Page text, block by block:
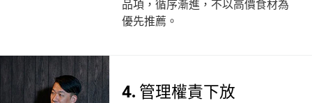
品項，循序漸進，不以高價食材為
優先推薦。
4. 管理權責下放